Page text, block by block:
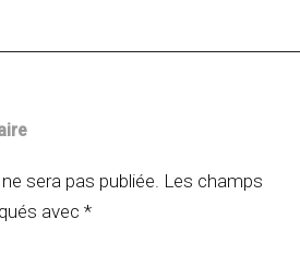
sera pas publiée. Les champs
avec *